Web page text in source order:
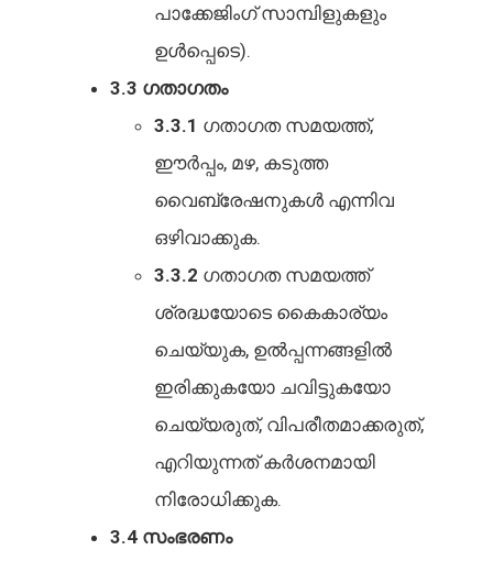
പാക്കേജിംഗ് സാമ്പിളുകളും
ഉൾപ്പെടെ).
3.3 ഗതാഗതം
3.3.1 ഗതാഗത സമയത്ത്,
ഈർപ്പം, മഴ, കടുത്ത
വൈബ്രേഷനുകൾ എന്നിവ
ഒഴിവാക്കുക.
3.3.2 ഗതാഗത സമയത്ത്
ശ്രദ്ധയോടെ കൈകാര്യം
ചെയ്യുക, ഉൽപ്പന്നങ്ങളിൽ
ഇരിക്കുകയോ ചവിട്ടുകയോ
ചെയ്യരുത്, വിപരീതമാക്കരുത്,
എറിയുന്നത് കർശനമായി
നിരോധിക്കുക.
3.4 സംഭരണം